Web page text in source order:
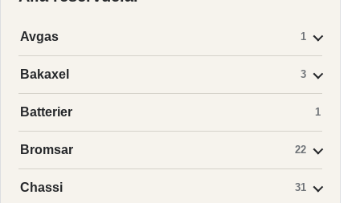
Avgas 1
Bakaxel 3
Batterier 1
Bromsar 22
Chassi 31